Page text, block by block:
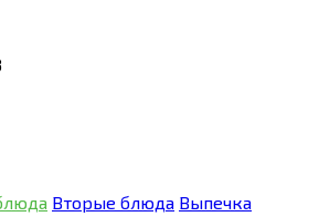
Вторые блюда Выпечка